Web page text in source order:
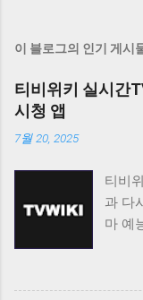
이 블로그의 인기 게시
티비위키 실시간
시청 앱
7월 20, 2025
티비
과 다
마 예
적인
공합